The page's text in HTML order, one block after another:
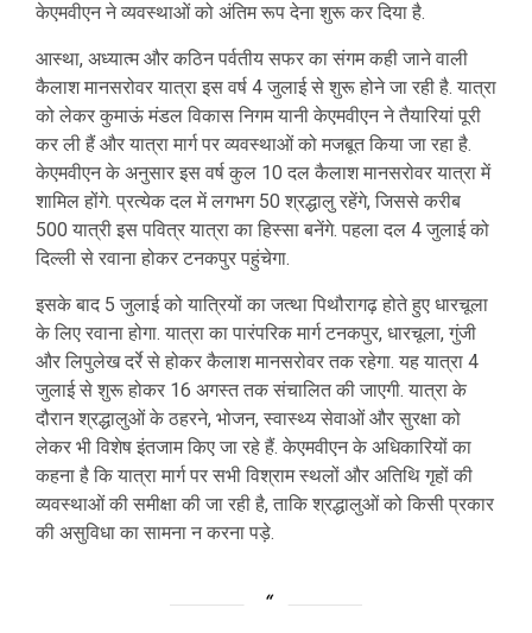
केएमवीएन ने व्यवस्थाओं को अंतिम रूप देना शुरू कर दिया है.
आस्था, अध्यात्म और कठिन पर्वतीय सफर का संगम कही जाने वाली
कैलाश मानसरोवर यात्रा इस वर्ष 4 जुलाई से शुरू होने जा रही है. यात्रा
को लेकर कुमाऊं मंडल विकास निगम यानी केएमवीएन ने तैयारियां पूरी
कर ली हैं और यात्रा मार्ग पर व्यवस्थाओं को मजबूत किया जा रहा है.
केएमवीएन के अनुसार इस वर्ष कुल 10 दल कैलाश मानसरोवर यात्रा में
शामिल होंगे. प्रत्येक दल में लगभग 50 श्रद्धालु रहेंगे, जिससे करीब
500 यात्री इस पवित्र यात्रा का हिस्सा बनेंगे. पहला दल 4 जुलाई को
दिल्ली से रवाना होकर टनकपुर पहुंचेगा.
इसके बाद 5 जुलाई को यात्रियों का जत्था पिथौरागढ़ होते हुए धारचूला
के लिए रवाना होगा. यात्रा का पारंपरिक मार्ग टनकपुर, धारचूला, गुंजी
और लिपुलेख दर्रे से होकर कैलाश मानसरोवर तक रहेगा. यह यात्रा 4
जुलाई से शुरू होकर 16 अगस्त तक संचालित की जाएगी. यात्रा के
दौरान श्रद्धालुओं के ठहरने, भोजन, स्वास्थ्य सेवाओं और सुरक्षा को
लेकर भी विशेष इंतजाम किए जा रहे हैं. केएमवीएन के अधिकारियों का
कहना है कि यात्रा मार्ग पर सभी विश्राम स्थलों और अतिथि गृहों की
व्यवस्थाओं की समीक्षा की जा रही है, ताकि श्रद्धालुओं को किसी प्रकार
की असुविधा का सामना न करना पड़े.